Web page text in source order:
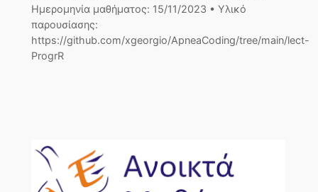
Ημερομηνία μαθήματος: 15/11/2023 • Υλικό
παρουσίασης:
https://github.com/xgeorgio/ApneaCoding/tree/main/lect-
ProgrR